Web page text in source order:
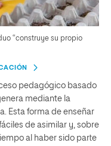
“construye su propio
pedagógico basado
mediante la
Esta forma de enseñar
de asimilar y, sobre
al haber sido parte